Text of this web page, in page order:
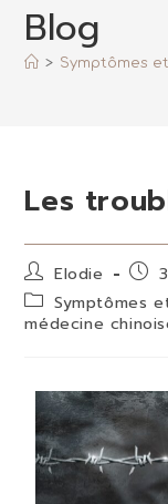
Blog
> Symptômes
Les
Elodie
Symptômes
médecine